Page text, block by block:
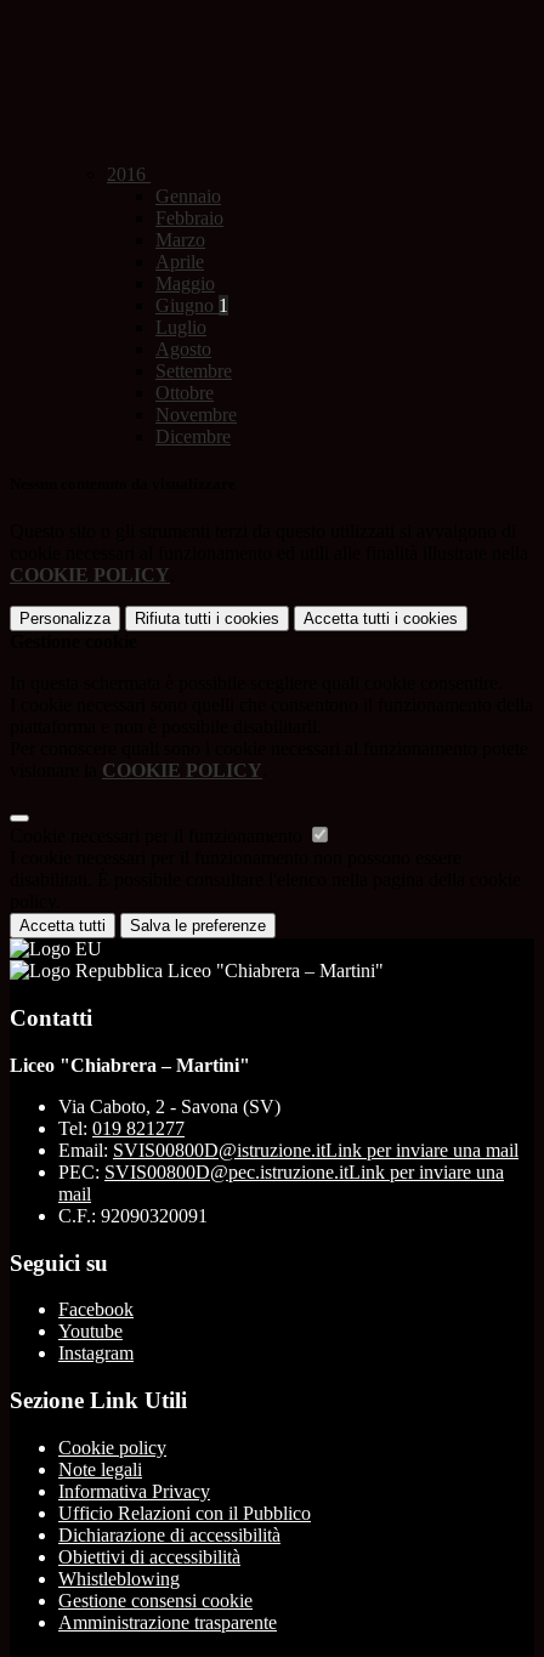
2016
Gennaio
Febbraio
Marzo
Aprile
Maggio
Giugno 1
Luglio
Agosto
Settembre
Ottobre
Novembre
Dicembre
COOKIE POLICY
Personalizza Rifiuta tutti i cookies Accetta tutti i cookies
COOKIE POLICY
Accetta tutti Salva le preferenze
Liceo "Chiabrera – Martini"
Contatti
Liceo "Chiabrera – Martini"
Via Caboto, 2 - Savona (SV)
Tel: 019 821277
Email: SVIS00800D@istruzione.itLink per inviare una mail
PEC: SVIS00800D@pec.istruzione.itLink per inviare una
mail
C.F.: 92090320091
Seguici su
Facebook
Youtube
Instagram
Sezione Link Utili
Cookie policy
Note legali
Informativa Privacy
Ufficio Relazioni con il Pubblico
Dichiarazione di accessibilità
Obiettivi di accessibilità
Whistleblowing
Gestione consensi cookie
Amministrazione trasparente